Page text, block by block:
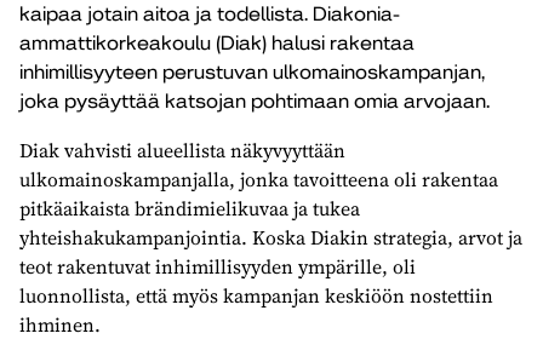
kaipaa jotain aitoa ja todellista. Diakonia-
ammattikorkeakoulu (Diak) halusi rakentaa
inhimillisyyteen perustuvan ulkomainoskampanjan,
joka pysäyttää katsojan pohtimaan omia arvojaan.
Diak vahvisti alueellista näkyvyyttään
ulkomainoskampanjalla, jonka tavoitteena oli rakentaa
pitkäaikaista brändimielikuvaa ja tukea
yhteishakukampanjointia. Koska Diakin strategia, arvot ja
teot rakentuvat inhimillisyyden ympärille, oli
luonnollista, että myös kampanjan keskiöön nostettiin
ihminen.